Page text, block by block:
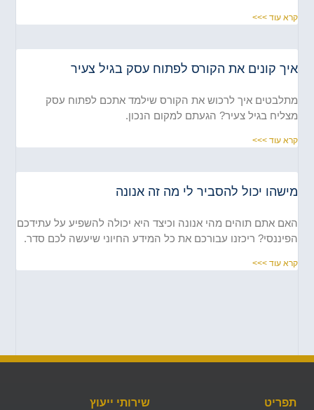
עוד >>>
קונים את הקורס לפתוח עסק בגיל צעיר
איך לרכוש את הקורס שילמד אתכם לפתוח עסק
בגיל צעיר? הגעתם למקום הנכון.
עוד >>>
יכול להסביר לי מה זה אנונה
אתם תוהים מהי אנונה וכיצד היא יכולה להשפיע על עתידכם
ריכזנו עבורכם את כל המידע החיוני שיעשה לכם סדר.
עוד >>>
שירותי ייעוץ